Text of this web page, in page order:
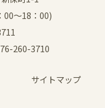
～18：00)
260-3710
サイトマップ